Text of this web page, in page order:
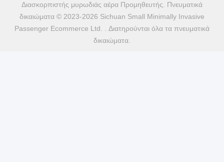
Διασκορπιστής μυρωδιάς αέρα Προμηθευτής. Πνευματικά
δικαιώματα © 2023-2026 Sichuan Small Minimally Invasive
Passenger Ecommerce Ltd. . Διατηρούνται όλα τα πνευματικά
δικαιώματα.